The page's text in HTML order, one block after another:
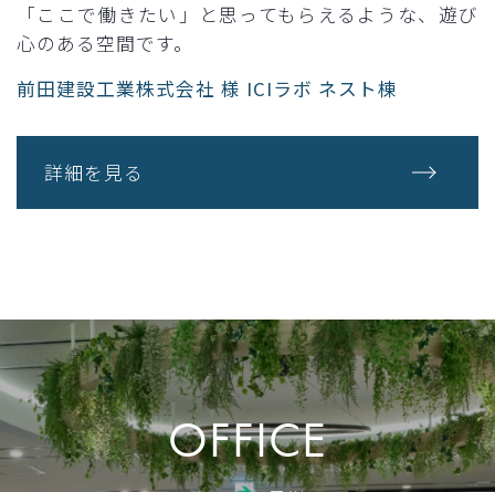
「ここで働きたい」と思ってもらえるような、遊び
心のある空間です。
前田建設工業株式会社 様 ICIラボ ネスト棟
詳細を見る
OFFICE